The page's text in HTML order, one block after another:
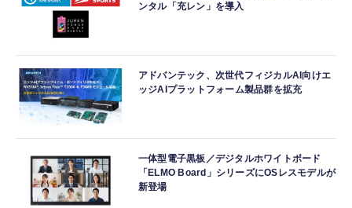
ンタル「充レン」を導入
アドバンテック、次世代フィジカルAI向けエ
ッジAIプラットフォーム製品群を拡充
一体型電子黒板／デジタルホワイトボード
「ELMO Board」シリーズにOSレスモデルが
新登場